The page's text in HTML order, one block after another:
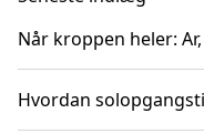
Når kroppen heler:
Hvordan